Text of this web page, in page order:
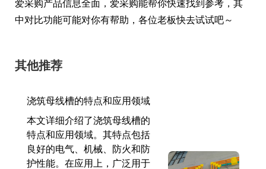
爱采购产品信息全面，爱采购能帮你快速找到参考，其
中对比功能可能对你有帮助，各位老板快去试试吧～
其他推荐
浇筑母线槽的特点和应用领域
本文详细介绍了浇筑母线槽的
特点和应用领域。其特点包括
良好的电气、机械、防火和防
护性能。在应用上，广泛用于